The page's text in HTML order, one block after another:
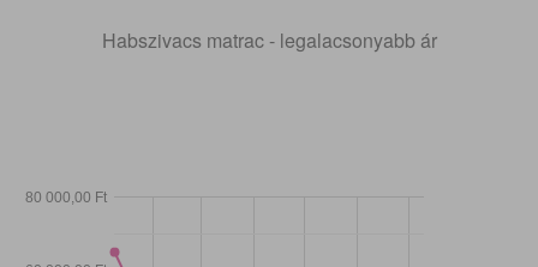
Habszivacs matrac - legalacsonyabb ár
80 000,00 Ft